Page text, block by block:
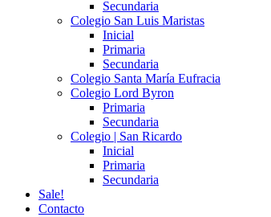
Secundaria
Colegio San Luis Maristas
Inicial
Primaria
Secundaria
Colegio Santa María Eufracia
Colegio Lord Byron
Primaria
Secundaria
Colegio | San Ricardo
Inicial
Primaria
Secundaria
Sale!
Contacto